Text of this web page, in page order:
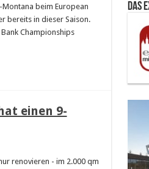
beim European
bereits in dieser Saison.
Championships
einen 9-
renovieren - im 2.000 qm
Das